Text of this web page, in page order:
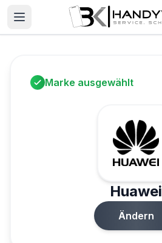
Marke ausgewählt
Huawei
Ändern